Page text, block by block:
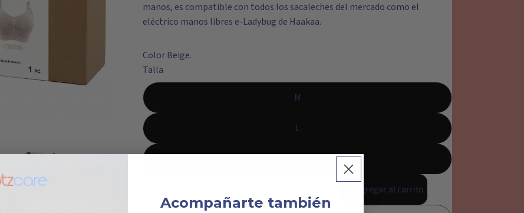
manos, es compatible con todos los sacaleches del mercado como el
eléctrico manos libres e-Ladybug de Haakaa.
Color Beige.
Talla
M
L
XL
Agregar al carrito
Acompañarte también